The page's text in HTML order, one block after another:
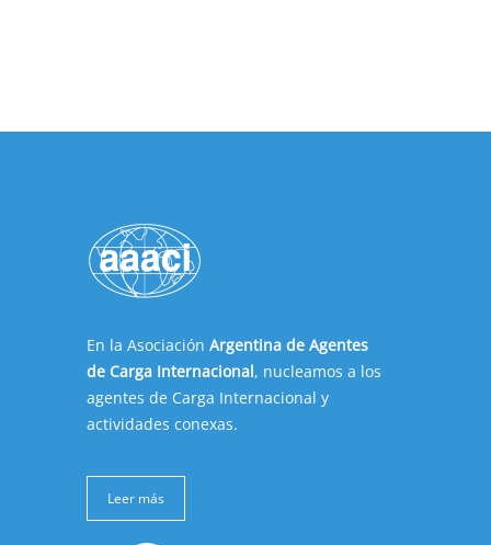
En la Asociación Argentina de Agentes
de Carga Internacional, nucleamos a los
agentes de Carga Internacional y
actividades conexas.
Leer más